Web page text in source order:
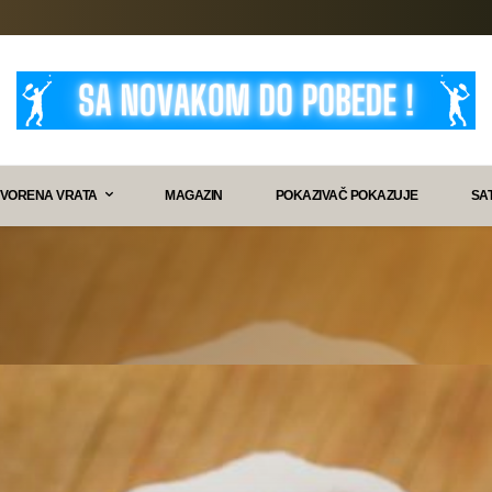
VRATA MAGAZIN POKAZIVAČ POKAZUJE